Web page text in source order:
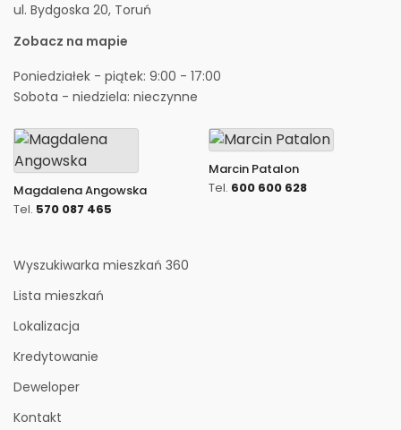
ul. Bydgoska 20, Toruń
Zobacz na mapie
Poniedziałek - piątek: 9:00 - 17:00
Sobota - niedziela: nieczynne
Magdalena Angowska
Tel. 570 087 465
Marcin Patalon
Tel. 600 600 628
Wyszukiwarka mieszkań 360
Lista mieszkań
Lokalizacja
Kredytowanie
Deweloper
Kontakt